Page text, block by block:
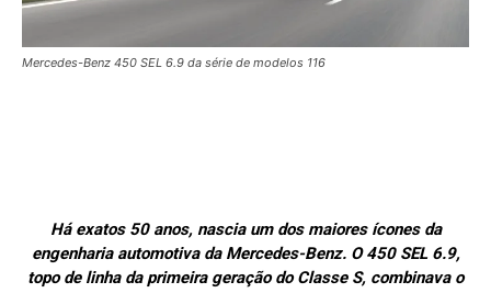
Mercedes-Benz 450 SEL 6.9 da série de modelos 116
Há exatos 50 anos, nascia um dos maiores ícones da
engenharia automotiva da Mercedes-Benz. O 450 SEL 6.9,
topo de linha da primeira geração do Classe S, combinava o